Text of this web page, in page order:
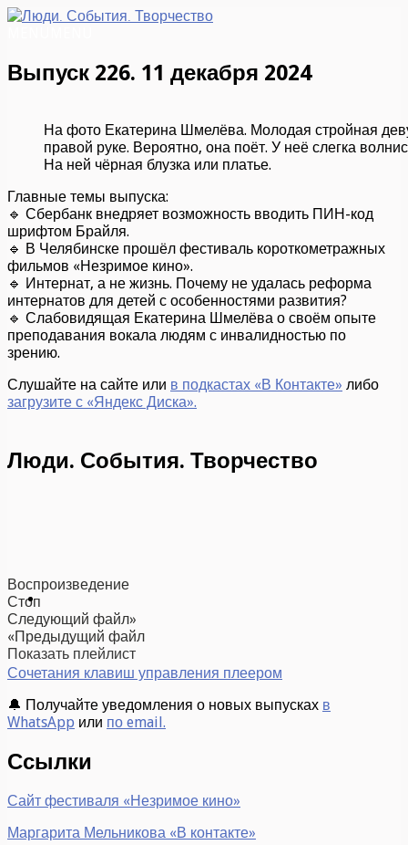
Выпуск 226. 11 декабря 2024
На фото Екатерина Шмелёва. Молодая стройная
правой руке. Вероятно, она поёт. У неё слегка
На ней чёрная блузка или платье.
Главные темы выпуска:
🔹 Сбербанк внедряет возможность вводить ПИН-код
шрифтом Брайля.
🔹 В Челябинске прошёл фестиваль короткометражных
фильмов «Незримое кино».
🔹 Интернат, а не жизнь. Почему не удалась реформа
интернатов для детей с особенностями развития?
🔹 Слабовидящая Екатерина Шмелёва о своём опыте
преподавания вокала людям с инвалидностью по
зрению.
Слушайте на сайте или в подкастах «В Контакте» либо
загрузите с «Яндекс Диска».
Люди. События. Творчество
Воспроизведение
Стоп
Следующий файл»
«Предыдущий файл
Показать плейлист
Сочетания клавиш управления плеером
🔔 Получайте уведомления о новых выпусках в
WhatsApp или по email.
Ссылки
Сайт фестиваля «Незримое кино»
Маргарита Мельникова «В контакте»